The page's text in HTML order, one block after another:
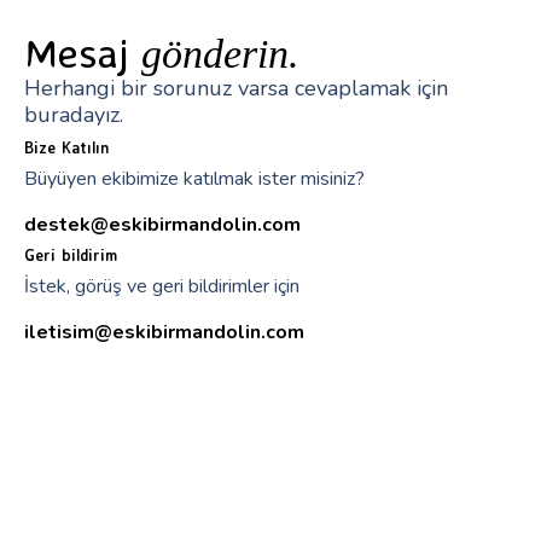
Mesaj gönderin.
Herhangi bir sorunuz varsa cevaplamak için
buradayız.
Bize Katılın
Büyüyen ekibimize katılmak ister misiniz?
destek@eskibirmandolin.com
Geri bildirim
İstek, görüş ve geri bildirimler için
iletisim@eskibirmandolin.com